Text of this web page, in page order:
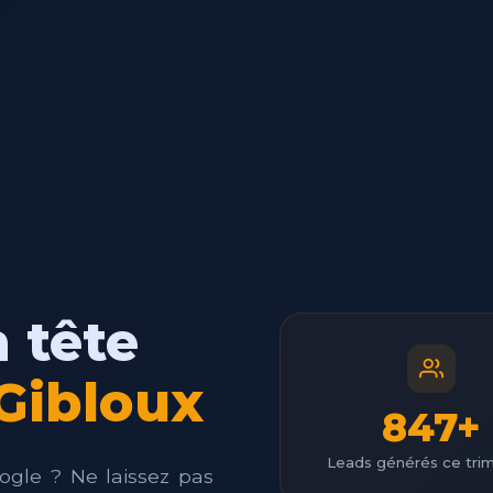
tête
? Ne laissez pas
847+
Leads générés ce